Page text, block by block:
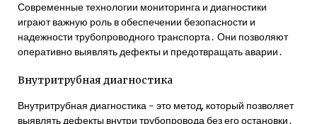
Современные технологии мониторинга и диагностики
играют важную роль в обеспечении безопасности и
надежности трубопроводного транспорта․ Они позволяют
оперативно выявлять дефекты и предотвращать аварии․
Внутритрубная диагностика
Внутритрубная диагностика – это метод, который позволяет
выявлять дефекты внутри трубопровода без его остановки․